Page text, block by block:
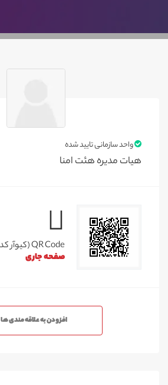
واحد سازمانی تایید شده
هیات مدیره هئت امنا
QR Code (کیوآر کد)
صفحه جاری
افزودن به علاقه مندی ها